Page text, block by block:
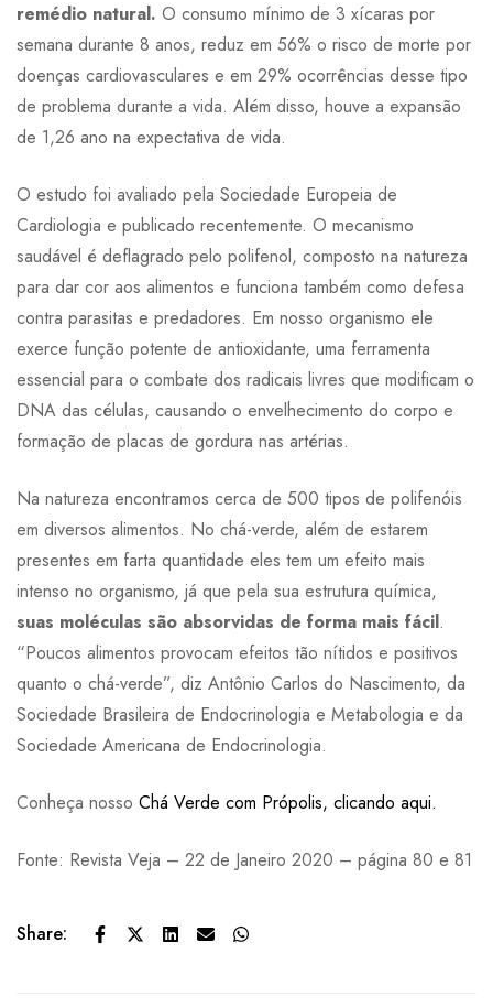
remédio natural. O consumo mínimo de 3 xícaras por
semana durante 8 anos, reduz em 56% o risco de morte por
doenças cardiovasculares e em 29% ocorrências desse tipo
de problema durante a vida. Além disso, houve a expansão
de 1,26 ano na expectativa de vida.
O estudo foi avaliado pela Sociedade Europeia de
Cardiologia e publicado recentemente. O mecanismo
saudável é deflagrado pelo polifenol, composto na natureza
para dar cor aos alimentos e funciona também como defesa
contra parasitas e predadores. Em nosso organismo ele
exerce função potente de antioxidante, uma ferramenta
essencial para o combate dos radicais livres que modificam o
DNA das células, causando o envelhecimento do corpo e
formação de placas de gordura nas artérias.
Na natureza encontramos cerca de 500 tipos de polifenóis
em diversos alimentos. No chá-verde, além de estarem
presentes em farta quantidade eles tem um efeito mais
intenso no organismo, já que pela sua estrutura química,
suas moléculas são absorvidas de forma mais fácil.
“Poucos alimentos provocam efeitos tão nítidos e positivos
quanto o chá-verde”, diz Antônio Carlos do Nascimento, da
Sociedade Brasileira de Endocrinologia e Metabologia e da
Sociedade Americana de Endocrinologia.
Conheça nosso Chá Verde com Própolis, clicando aqui.
Fonte: Revista Veja – 22 de Janeiro 2020 – página 80 e 81
Share: